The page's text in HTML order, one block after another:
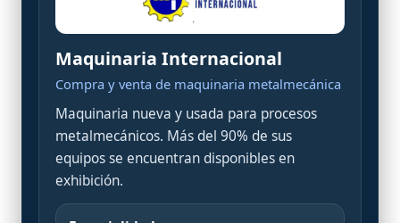
Maquinaria Internacional
Compra y venta de maquinaria metalmecánica
Maquinaria nueva y usada para procesos
metalmecánicos. Más del 90% de sus
equipos se encuentran disponibles en
exhibición.